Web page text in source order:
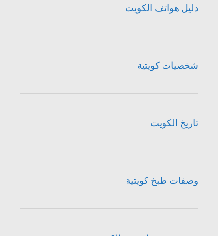
دليل هواتف الكويت
شخصيات كويتية
تاريخ الكويت
وصفات طبخ كويتية